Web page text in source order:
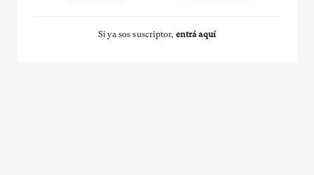
Si ya sos suscriptor, entrá aquí